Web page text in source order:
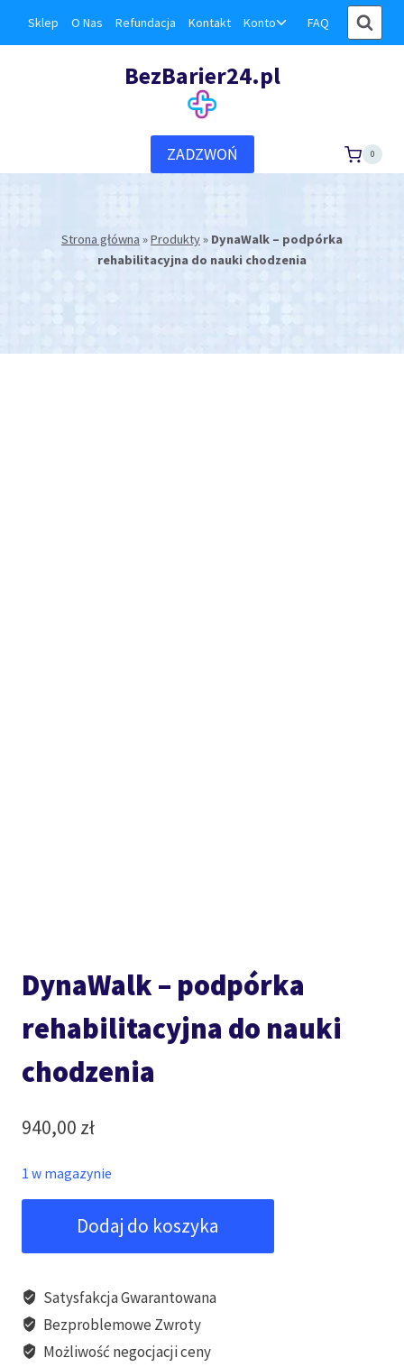
Sklep O Nas Refundacja Kontakt Konto
Przełącz
FAQ
BezBarier24.pl
ZADZWOŃ 0
Strona główna »Produkty» DynaWalk – podpórka
rehabilitacyjna do nauki chodzenia
DynaWalk – podpórka
rehabilitacyjna do nauki
chodzenia
940,00 zł
1 w magazynie
DynaWalk
–
rehabilitacyjna
do
nauki
Dodaj do koszyka
Satysfakcja Gwarantowana
Bezproblemowe Zwroty
Możliwość negocjacji ceny